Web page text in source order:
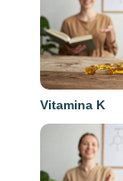
Vitamina K